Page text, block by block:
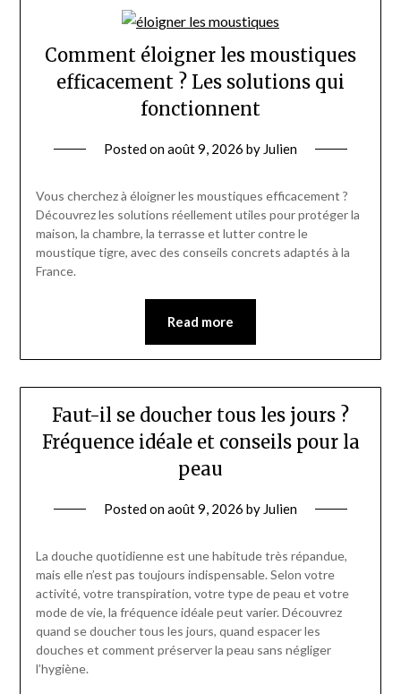
Comment éloigner les moustiques
efficacement ? Les solutions qui
fonctionnent
Posted onaoût 9, 2026 by Julien
Vous cherchez à éloigner les moustiques efficacement ?
Découvrez les solutions réellement utiles pour protéger la
maison, la chambre, la terrasse et lutter contre le
moustique tigre, avec des conseils concrets adaptés à la
France.
Read more
Faut-il se doucher tous les jours ?
Fréquence idéale et conseils pour la
peau
Posted onaoût 9, 2026 by Julien
La douche quotidienne est une habitude très répandue,
mais elle n’est pas toujours indispensable. Selon votre
activité, votre transpiration, votre type de peau et votre
mode de vie, la fréquence idéale peut varier. Découvrez
quand se doucher tous les jours, quand espacer les
douches et comment préserver la peau sans négliger
l’hygiène.